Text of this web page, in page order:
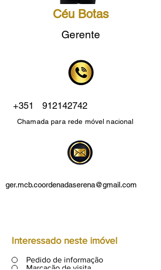
Céu Botas
Gerente
+351 912142742
Chamada para rede móvel nacional
ger.mcb.coordenadaserena@gmail.com
Interessado neste imóvel
Pedido de informação
Marcação de visita